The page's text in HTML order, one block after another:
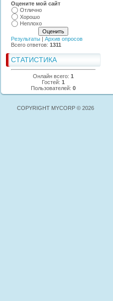
Оцените мой сайт
Отлично
Хорошо
Неплохо
Результаты | Архив опросов
Всего ответов: 1311
СТАТИСТИКА
Онлайн всего: 1
Гостей: 1
Пользователей: 0
COPYRIGHT MYCORP © 2026